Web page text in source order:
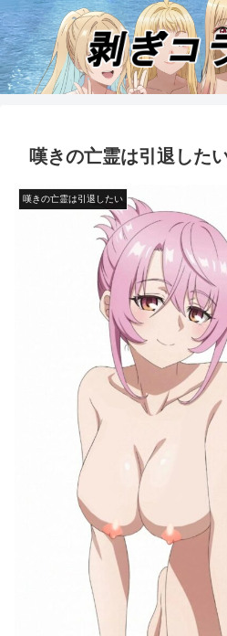
嘆きの亡霊は引退した
嘆きの亡霊は引退したい